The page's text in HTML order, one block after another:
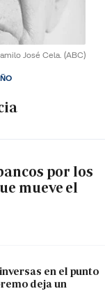
José Cela. (ABC)
por los
mueve el
en el punto
deja un